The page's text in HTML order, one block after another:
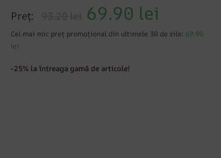
Preț: 93.20 lei 69.90 lei
Cel mai mic preț promoțional din ultimele 30 de zile: 69.90
lei
-25% la întreaga gamă de articole!